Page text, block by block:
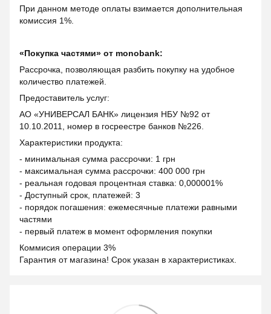
При данном методе оплаты взимается дополнительная
комиссия 1%.
«Покупка частями» от monobank:
Рассрочка, позволяющая разбить покупку на удобное
количество платежей.
Предоставитель услуг:
АО «УНИВЕРСАЛ БАНК» лицензия НБУ №92 от
10.10.2011, номер в госреестре банков №226.
Характеристики продукта:
- минимальная сумма рассрочки: 1 грн
- максимальная сумма рассрочки: 400 000 грн
- реальная годовая процентная ставка: 0,000001%
- Доступный срок, платежей: 3
- порядок погашения: ежемесячные платежи равными
частями
- первый платеж в момент оформления покупки
Коммисия операции 3%
Гарантия от магазина! Срок указан в характеристиках.